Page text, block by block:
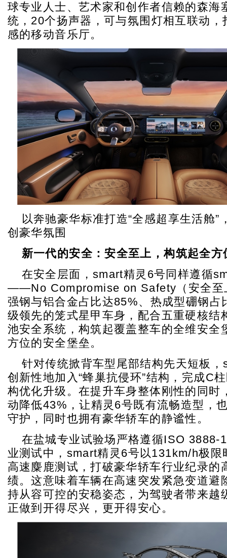
球专业人士、艺术家和创作者信赖的森海
统，20个扬声器，可与氛围灯相互联动，
感的移动音乐厅。
以奔驰豪华标准打造“全感超享生活舱”
创豪华氛围
新一代的安全：安全至上，构筑起全方
在安全层面，smart精灵6号同样遵循
——No Compromise on Safety（安全至
强钢与铝合金占比达85%、热成型硼钢占
级领先的笼式星甲车身，配合五重硬核结
池安全系统，构筑起覆盖整车的全维安全
方位的安全堡垒。
针对传统掀背车型尾部结构先天短板
创新性地加入“蜂巢抗侵环”结构，完成C
构优化升级。在提升车身整体刚性的同时
动降低43%，让精灵6号既有流畅造型，
守护，同时也拥有豪华轿车的静谧性。
在盐城专业试验场严格遵循ISO 3888-
业测试中，smart精灵6号以131km/h极限
高速麋鹿测试，打破豪华轿车行业纪录的
绩。这意味着车辆在高速突发紧急变道避
持从容可控的安稳姿态，为驾驶者带来越
正做到开得尽兴，更开得安心。